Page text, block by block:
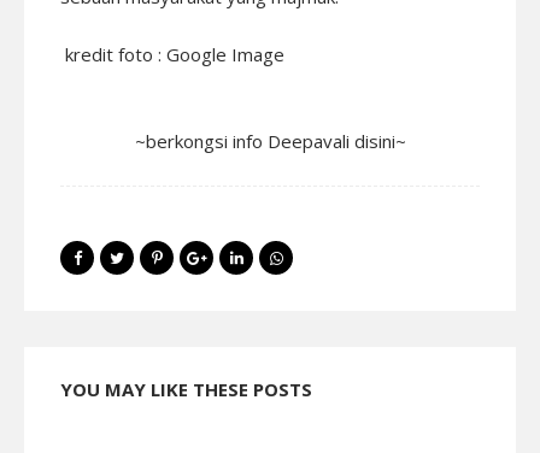
kredit foto : Google Image
~berkongsi info Deepavali disini~
YOU MAY LIKE THESE POSTS